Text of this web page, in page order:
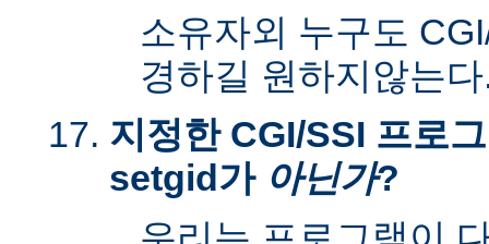
소유자외 누구도
경하길 원하지않는
지정한 CGI/SSI 프로
setgid가 아닌가?